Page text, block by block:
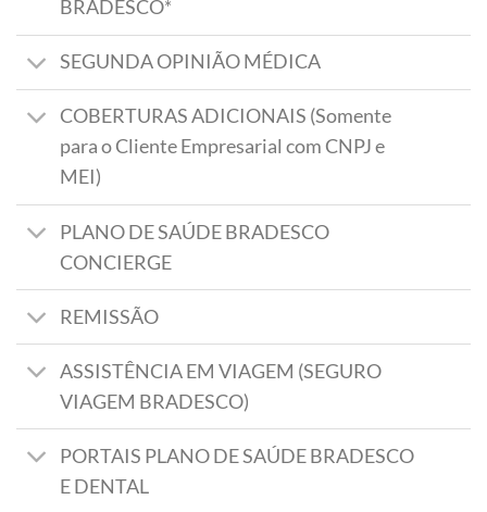
BRADESCO*
SEGUNDA OPINIÃO MÉDICA
COBERTURAS ADICIONAIS (Somente
para o Cliente Empresarial com CNPJ e
MEI)
PLANO DE SAÚDE BRADESCO
CONCIERGE
REMISSÃO
ASSISTÊNCIA EM VIAGEM (SEGURO
VIAGEM BRADESCO)
PORTAIS PLANO DE SAÚDE BRADESCO
E DENTAL